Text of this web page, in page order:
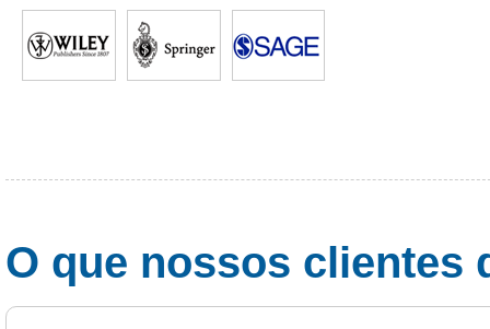
O que nossos clientes